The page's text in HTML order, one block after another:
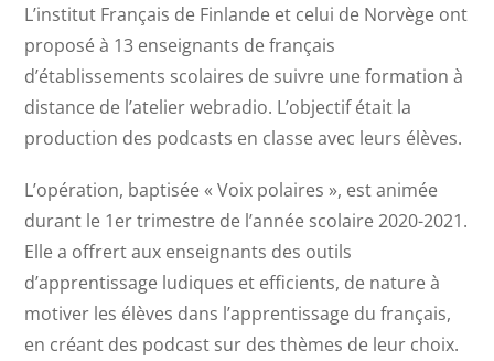
L’institut Français de Finlande et celui de Norvège ont
proposé à 13 enseignants de français
d’établissements scolaires de suivre une formation à
distance de l’atelier webradio. L’objectif était la
production des podcasts en classe avec leurs élèves.
L’opération, baptisée « Voix polaires », est animée
durant le 1er trimestre de l’année scolaire 2020-2021.
Elle a offrert aux enseignants des outils
d’apprentissage ludiques et efficients, de nature à
motiver les élèves dans l’apprentissage du français,
en créant des podcast sur des thèmes de leur choix.